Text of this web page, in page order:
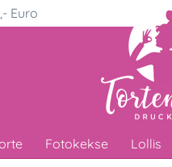
Euro
Fotokekse Lollis